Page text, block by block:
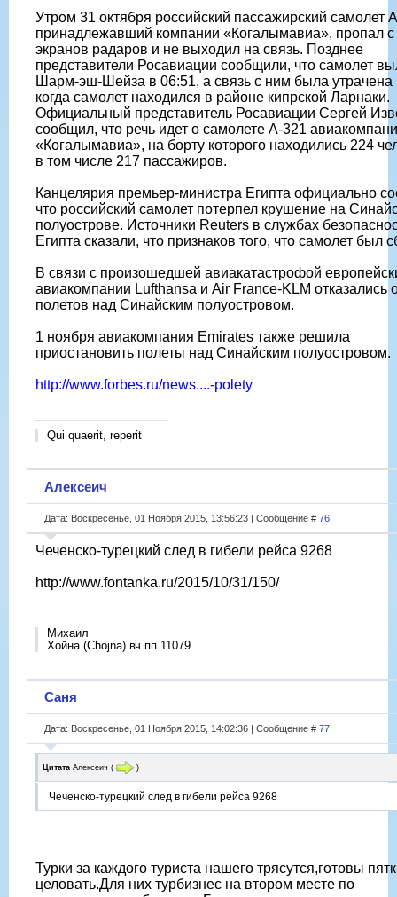
Утром 31 октября российский пассажирский самолет
принадлежавший компании «Когалымавиа», пропал с
экранов радаров и не выходил на связь. Позднее
представители Росавиации сообщили, что самолет
Шарм-эш-Шейза в 06:51, а связь с ним была утрачена
когда самолет находился в районе кипрской Ларнаки.
Официальный представитель Росавиации Сергей
сообщил, что речь идет о самолете А-321
«Когалымавиа», на борту которого находились 224
в том числе 217 пассажиров.
Канцелярия премьер-министра Египта официально
что российский самолет потерпел крушение на
полуострове. Источники Reuters в службах
Египта сказали, что признаков того, что самолет был
В связи с произошедшей авиакатастрофой
авиакомпании Lufthansa и Air France-KLM отказались
полетов над Синайским полуостровом.
1 ноября авиакомпания Emirates также решила
приостановить полеты над Синайским полуостровом.
http://www.forbes.ru/news....-polety
Qui quaerit, reperit
Алексеич
Дата: Воскресенье, 01 Ноября 2015, 13:56:23 | Сообщение # 76
Чеченско-турецкий след в гибели рейса 9268
http://www.fontanka.ru/2015/10/31/150/
Михаил
Хойна (Chojna) вч пп 11079
Саня
Дата: Воскресенье, 01 Ноября 2015, 14:02:36 | Сообщение # 77
Цитата Алексеич ( )
Чеченско-турецкий след в гибели рейса 9268
Турки за каждого туриста нашего трясутся,готовы
целовать.Для них турбизнес на втором месте по